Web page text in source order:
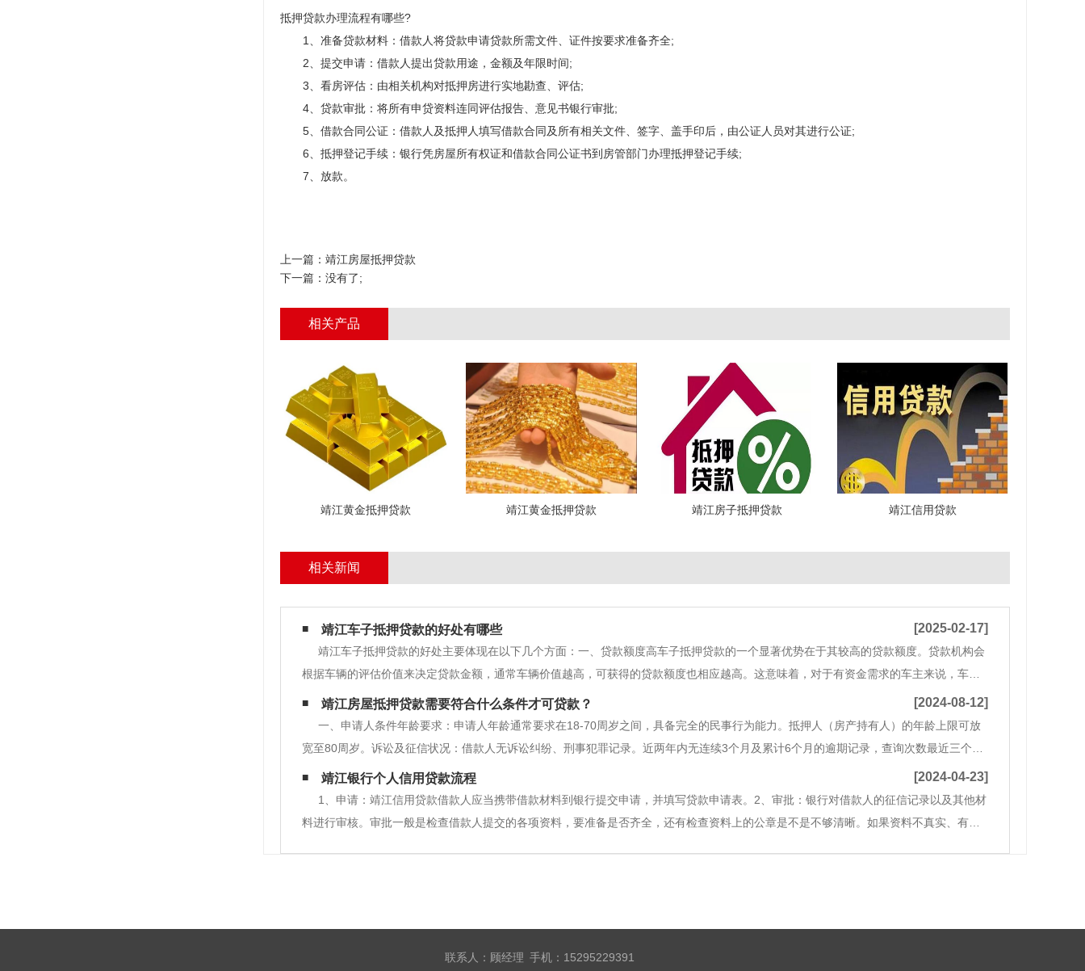
抵押贷款办理流程有哪些?
1、准备贷款材料：借款人将贷款申请贷款所需文件、证件按要求准备齐全;
2、提交申请：借款人提出贷款用途，金额及年限时间;
3、看房评估：由相关机构对抵押房进行实地勘查、评估;
4、贷款审批：将所有申贷资料连同评估报告、意见书银行审批;
5、借款合同公证：借款人及抵押人填写借款合同及所有相关文件、签字、盖手印后，由公证人员对其进行公证;
6、抵押登记手续：银行凭房屋所有权证和借款合同公证书到房管部门办理抵押登记手续;
7、放款。
上一篇： 靖江房屋抵押贷款
下一篇：没有了;
相关产品
靖江黄金抵押贷款 靖江黄金抵押贷款 靖江房子抵押贷款 靖江信用贷款
相关新闻
靖江车子抵押贷款的好处有哪些 [2025-02-17]
靖江车子抵押贷款的好处主要体现在以下几个方面：一、贷款额度高车子抵押贷款的一个显著优势在于其较高的贷款额度。贷款机构会
根据车辆的评估价值来决定贷款金额，通常车辆价值越高，可获得的贷款额度也相应越高。这意味着，对于有资金需求的车主来说，车子
抵押贷款能够提供一个相对充裕的资金来源。二、贷款利息相对较低与无抵押的信用贷款相比，车子抵押贷款的利息通常更低。这是因为
贷款机构在拥有车辆作为抵押物的情况下，风险
靖江房屋抵押贷款需要符合什么条件才可贷款？ [2024-08-12]
一、申请人条件年龄要求：申请人年龄通常要求在18-70周岁之间，具备完全的民事行为能力。抵押人（房产持有人）的年龄上限可放
宽至80周岁。诉讼及征信状况：借款人无诉讼纠纷、刑事犯罪记录。近两年内无连续3个月及累计6个月的逾期记录，查询次数最近三个月
不超过4次，半年不超过6次。部分银行对征信查询没有硬性要求。职业限制：房地产、金融、银行、证券、公职人员等行业的从业者一般
不能作为主贷人，但可以作为抵押人
靖江银行个人信用贷款流程 [2024-04-23]
1、申请：靖江信用贷款借款人应当携带借款材料到银行提交申请，并填写贷款申请表。2、审批：银行对借款人的征信记录以及其他材
料进行审核。审批一般是检查借款人提交的各项资料，要准备是否齐全，还有检查资料上的公章是不是不够清晰。如果资料不真实、有
联系人：顾经理 手机：15295229391